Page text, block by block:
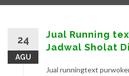
24
AGU
Jual Running
Jadwal Sholat
Jual runningtext